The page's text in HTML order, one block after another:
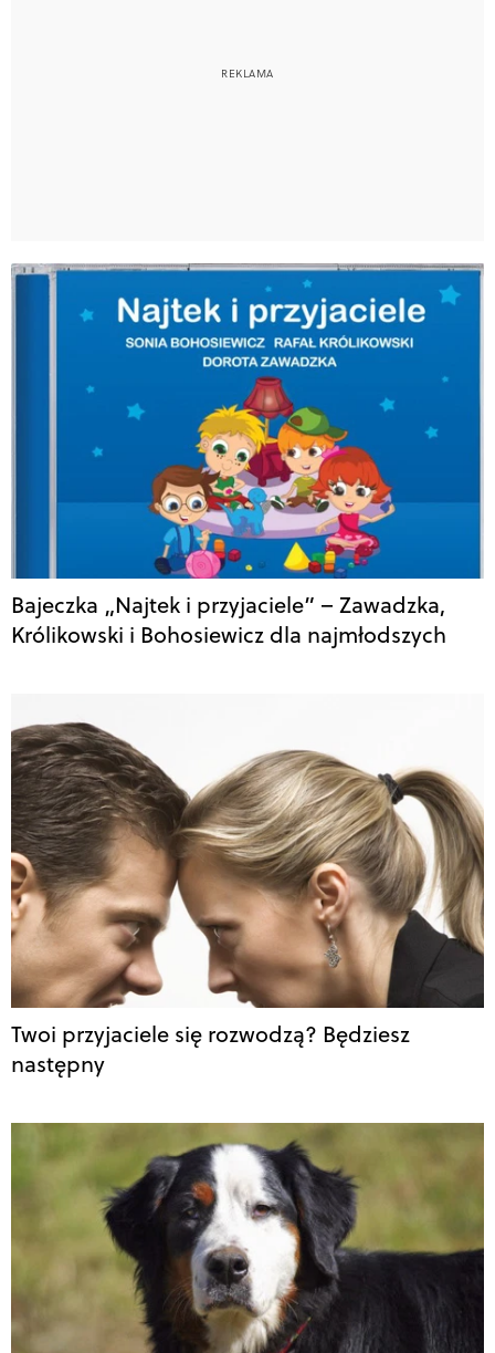
Bajeczka „Najtek i przyjaciele” – Zawadzka,
Królikowski i Bohosiewicz dla najmłodszych
Twoi przyjaciele się rozwodzą? Będziesz
następny